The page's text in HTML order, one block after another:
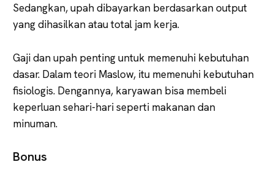
Sedangkan, upah dibayarkan berdasarkan output
yang dihasilkan atau total jam kerja.
Gaji dan upah penting untuk memenuhi kebutuhan
dasar. Dalam teori Maslow, itu memenuhi kebutuhan
fisiologis. Dengannya, karyawan bisa membeli
keperluan sehari-hari seperti makanan dan
minuman.
Bonus